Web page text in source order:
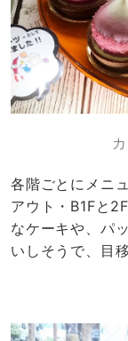
各階ごとにメニ
アウト・B1Fと
なケーキや、パ
いしそうで、目